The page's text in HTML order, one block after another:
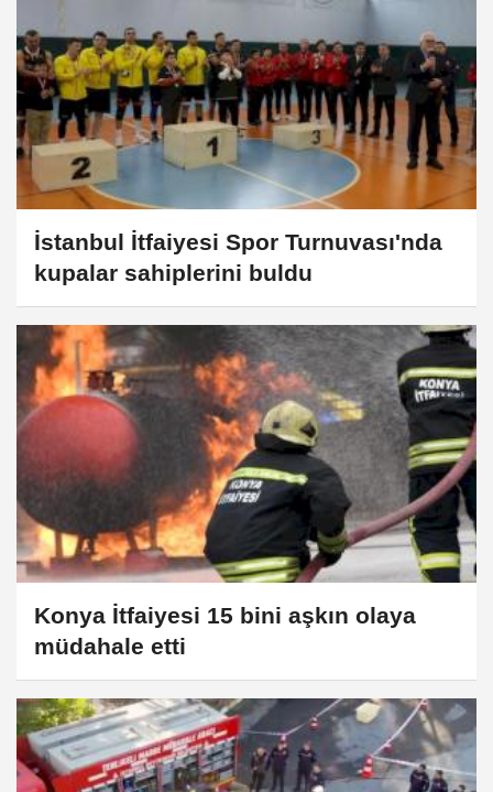
İstanbul İtfaiyesi Spor Turnuvası'nda
kupalar sahiplerini buldu
Konya İtfaiyesi 15 bini aşkın olaya
müdahale etti